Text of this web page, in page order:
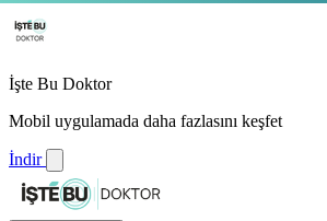
İşte Bu Doktor
Mobil uygulamada daha fazlasını keşfet
İndir